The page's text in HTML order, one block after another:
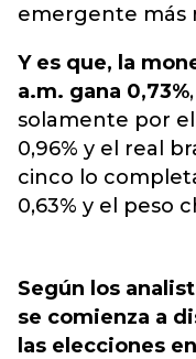
emergente más
Y es que, la
a.m. gana 0,73%
solamente por
0,96% y el real
cinco lo
0,63% y el peso
Según los
se comienza a
las elecciones